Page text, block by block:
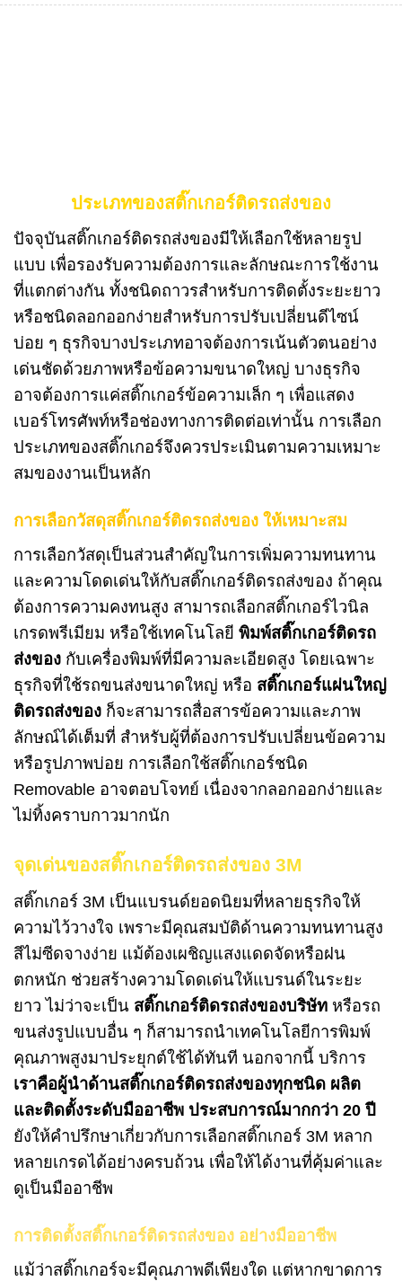
ประเภทของสติ๊กเกอร์ติดรถส่งของ
ปัจจุบันสติ๊กเกอร์ติดรถส่งของมีให้เลือกใช้หลายรูป
แบบ เพื่อรองรับความต้องการและลักษณะการใช้งาน
ที่แตกต่างกัน ทั้งชนิดถาวรสำหรับการติดตั้งระยะยาว
หรือชนิดลอกออกง่ายสำหรับการปรับเปลี่ยนดีไซน์
บ่อย ๆ ธุรกิจบางประเภทอาจต้องการเน้นตัวตนอย่าง
เด่นชัดด้วยภาพหรือข้อความขนาดใหญ่ บางธุรกิจ
อาจต้องการแค่สติ๊กเกอร์ข้อความเล็ก ๆ เพื่อแสดง
เบอร์โทรศัพท์หรือช่องทางการติดต่อเท่านั้น การเลือก
ประเภทของสติ๊กเกอร์จึงควรประเมินตามความเหมาะ
สมของงานเป็นหลัก
การเลือกวัสดุสติ๊กเกอร์ติดรถส่งของ ให้เหมาะสม
การเลือกวัสดุเป็นส่วนสำคัญในการเพิ่มความทนทาน
และความโดดเด่นให้กับสติ๊กเกอร์ติดรถส่งของ ถ้าคุณ
ต้องการความคงทนสูง สามารถเลือกสติ๊กเกอร์ไวนิล
เกรดพรีเมียม หรือใช้เทคโนโลยี พิมพ์สติ๊กเกอร์ติดรถ
ส่งของ กับเครื่องพิมพ์ที่มีความละเอียดสูง โดยเฉพาะ
ธุรกิจที่ใช้รถขนส่งขนาดใหญ่ หรือ สติ๊กเกอร์แผ่นใหญ่
ติดรถส่งของ ก็จะสามารถสื่อสารข้อความและภาพ
ลักษณ์ได้เต็มที่ สำหรับผู้ที่ต้องการปรับเปลี่ยนข้อความ
หรือรูปภาพบ่อย การเลือกใช้สติ๊กเกอร์ชนิด
Removable อาจตอบโจทย์ เนื่องจากลอกออกง่ายและ
ไม่ทิ้งคราบกาวมากนัก
จุดเด่นของสติ๊กเกอร์ติดรถส่งของ 3M
สติ๊กเกอร์ 3M เป็นแบรนด์ยอดนิยมที่หลายธุรกิจให้
ความไว้วางใจ เพราะมีคุณสมบัติด้านความทนทานสูง
สีไม่ซีดจางง่าย แม้ต้องเผชิญแสงแดดจัดหรือฝน
ตกหนัก ช่วยสร้างความโดดเด่นให้แบรนด์ในระยะ
ยาว ไม่ว่าจะเป็น สติ๊กเกอร์ติดรถส่งของบริษัท หรือรถ
ขนส่งรูปแบบอื่น ๆ ก็สามารถนำเทคโนโลยีการพิมพ์
คุณภาพสูงมาประยุกต์ใช้ได้ทันที นอกจากนี้ บริการ
เราคือผู้นำด้านสติ๊กเกอร์ติดรถส่งของทุกชนิด ผลิต
และติดตั้งระดับมืออาชีพ ประสบการณ์มากกว่า 20 ปี
ยังให้คำปรึกษาเกี่ยวกับการเลือกสติ๊กเกอร์ 3M หลาก
หลายเกรดได้อย่างครบถ้วน เพื่อให้ได้งานที่คุ้มค่าและ
ดูเป็นมืออาชีพ
การติดตั้งสติ๊กเกอร์ติดรถส่งของ อย่างมืออาชีพ
แม้ว่าสติ๊กเกอร์จะมีคุณภาพดีเพียงใด แต่หากขาดการ